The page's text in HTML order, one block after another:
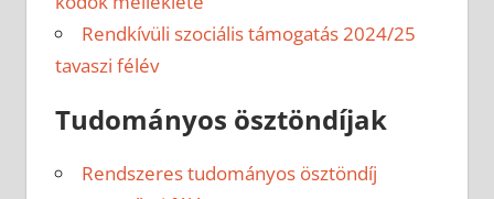
Rendkívüli szociális támogatás 2024/25
tavaszi félév
Tudományos ösztöndíjak
Rendszeres tudományos ösztöndíj